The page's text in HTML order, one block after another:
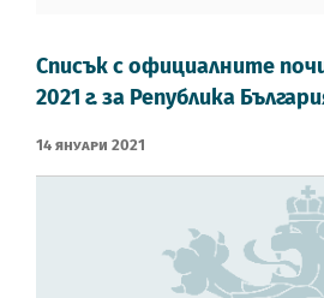
Списък с официалните
2021 г. за Република
14 Януари 2021